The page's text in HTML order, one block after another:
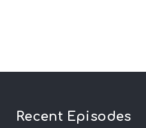
Recent Episodes